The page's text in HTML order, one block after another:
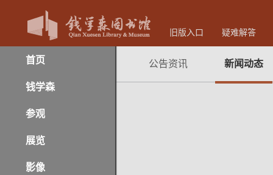
旧版入口 疑难解答
首页
钱学森
参观
展览
影像
公告资讯 新闻动态